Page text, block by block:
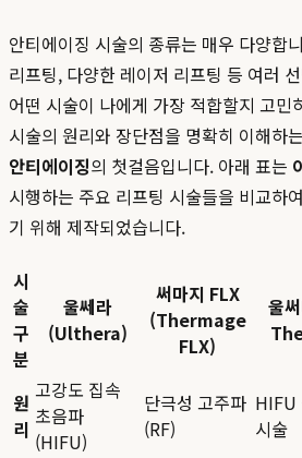
안티에이징 시술의 종류는 매우 다양합
리프팅, 다양한 레이저 리프팅 등 여러
어떤 시술이 나에게 가장 적합할지 고민
시술의 원리와 장단점을 명확히 이해하
안티에이징의 첫걸음입니다. 아래 표는
시행하는 주요 리프팅 시술들을 비교하
기 위해 제작되었습니다.
시
술
구
분
울쎄라
(Ulthera)
써마지 FLX
(Thermage
FLX)
울
원
리
고강도 집속
초음파
(HIFU)
단극성 고주파
(RF)
HIFU
시술